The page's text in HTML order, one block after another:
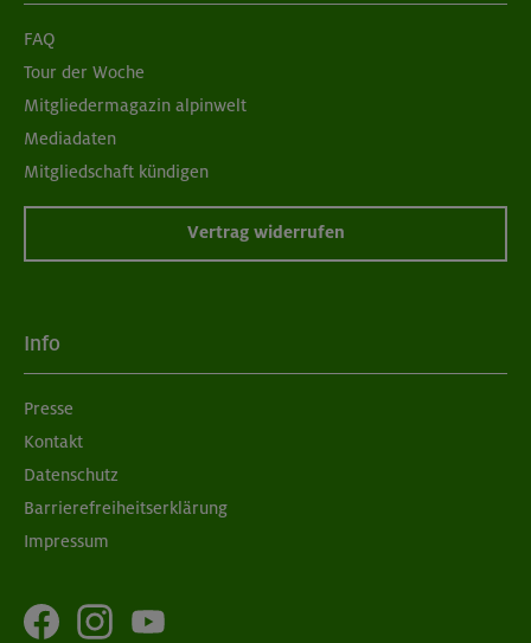
FAQ
Tour der Woche
Mitgliedermagazin alpinwelt
Mediadaten
Mitgliedschaft kündigen
Vertrag widerrufen
Info
Presse
Kontakt
Datenschutz
Barrierefreiheitserklärung
Impressum